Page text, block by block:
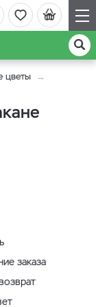
цветы
заказа